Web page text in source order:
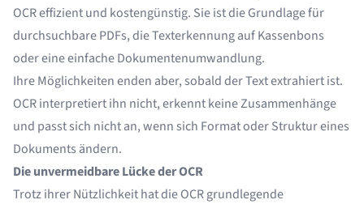
OCR effizient und kostengünstig. Sie ist die Grundlage für
durchsuchbare PDFs, die Texterkennung auf Kassenbons
oder eine einfache Dokumentenumwandlung.
Ihre Möglichkeiten enden aber, sobald der Text extrahiert ist.
OCR interpretiert ihn nicht, erkennt keine Zusammenhänge
und passt sich nicht an, wenn sich Format oder Struktur eines
Dokuments ändern.
Die unvermeidbare Lücke der OCR
Trotz ihrer Nützlichkeit hat die OCR grundlegende